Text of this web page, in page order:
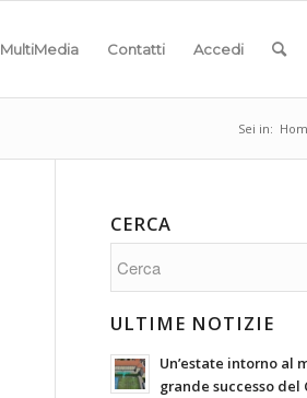
MultiMedia Contatti Accedi
Sei in:
CERCA
ULTIME NOTIZIE
Un’estate intorno al
grande successo del